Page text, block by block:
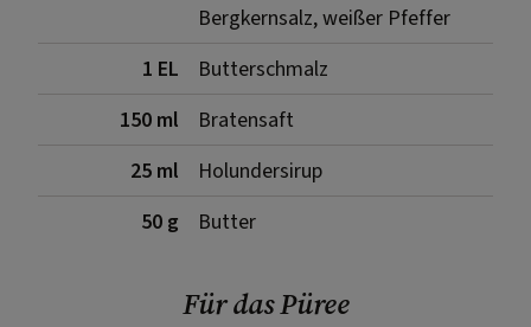
Bergkernsalz, weißer Pfeffer
1 EL
Butterschmalz
150 ml
Bratensaft
25 ml
Holundersirup
50 g
Butter
Für das Püree